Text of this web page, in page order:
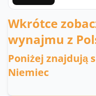
Wkrótce
wynajmu z
Poniżej znajdują
Niemiec